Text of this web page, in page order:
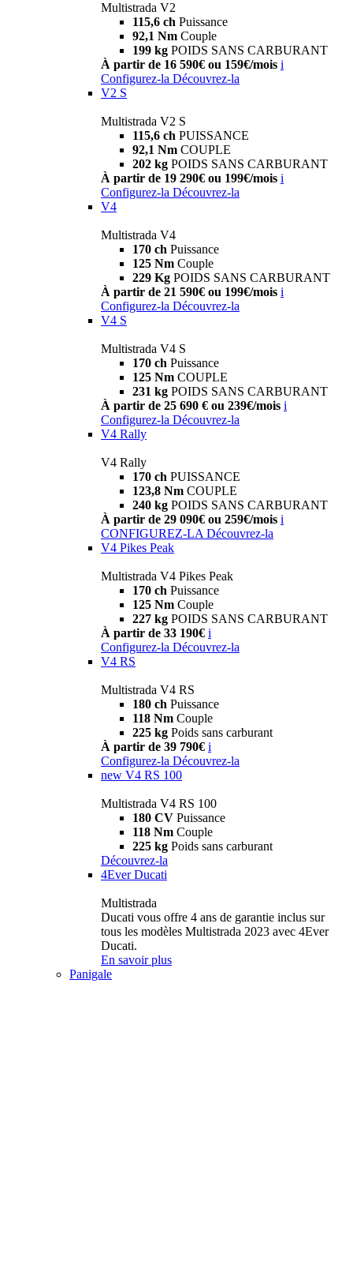
Multistrada V2
115,6 ch Puissance
92,1 Nm Couple
199 kg POIDS SANS CARBURANT
À partir de 16 590€ ou 159€/mois i
Configurez-la Découvrez-la
V2 S
Multistrada V2 S
115,6 ch PUISSANCE
92,1 Nm COUPLE
202 kg POIDS SANS CARBURANT
À partir de 19 290€ ou 199€/mois i
Configurez-la Découvrez-la
V4
Multistrada V4
170 ch Puissance
125 Nm Couple
229 Kg POIDS SANS CARBURANT
À partir de 21 590€ ou 199€/mois i
Configurez-la Découvrez-la
V4 S
Multistrada V4 S
170 ch Puissance
125 Nm COUPLE
231 kg POIDS SANS CARBURANT
À partir de 25 690 € ou 239€/mois i
Configurez-la Découvrez-la
V4 Rally
V4 Rally
170 ch PUISSANCE
123,8 Nm COUPLE
240 kg POIDS SANS CARBURANT
À partir de 29 090€ ou 259€/mois i
CONFIGUREZ-LA Découvrez-la
V4 Pikes Peak
Multistrada V4 Pikes Peak
170 ch Puissance
125 Nm Couple
227 kg POIDS SANS CARBURANT
À partir de 33 190€ i
Configurez-la Découvrez-la
V4 RS
Multistrada V4 RS
180 ch Puissance
118 Nm Couple
225 kg Poids sans carburant
À partir de 39 790€ i
Configurez-la Découvrez-la
new V4 RS 100
Multistrada V4 RS 100
180 CV Puissance
118 Nm Couple
225 kg Poids sans carburant
Découvrez-la
4Ever Ducati
Multistrada
Ducati vous offre 4 ans de garantie inclus sur
tous les modèles Multistrada 2023 avec 4Ever
Ducati.
En savoir plus
Panigale